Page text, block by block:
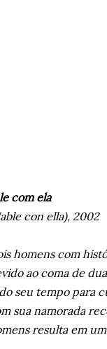
com ela
con ella), 2002
homens com
ao coma de
seu tempo para
sua namorada
resulta em